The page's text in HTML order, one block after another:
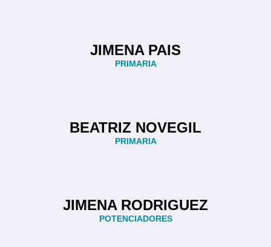
JIMENA PAIS
PRIMARIA
BEATRIZ NOVEGIL
PRIMARIA
JIMENA RODRIGUEZ
POTENCIADORES